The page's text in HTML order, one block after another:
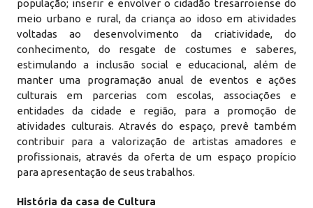
população; inserir e envolver o cidadão tresarroiense do
meio urbano e rural, da criança ao idoso em atividades
voltadas ao desenvolvimento da criatividade, do
conhecimento, do resgate de costumes e saberes,
estimulando a inclusão social e educacional, além de
manter uma programação anual de eventos e ações
culturais em parcerias com escolas, associações e
entidades da cidade e região, para a promoção de
atividades culturais. Através do espaço, prevê também
contribuir para a valorização de artistas amadores e
profissionais, através da oferta de um espaço propício
para apresentação de seus trabalhos.
História da casa de Cultura